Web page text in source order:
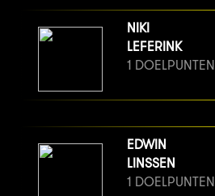
NIKI
LEFERINK
1 DOELPUNTEN
EDWIN
LINSSEN
1 DOELPUNTEN